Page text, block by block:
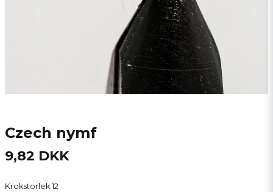
Czech nymf
9,82 DKK
Krokstorlek 12